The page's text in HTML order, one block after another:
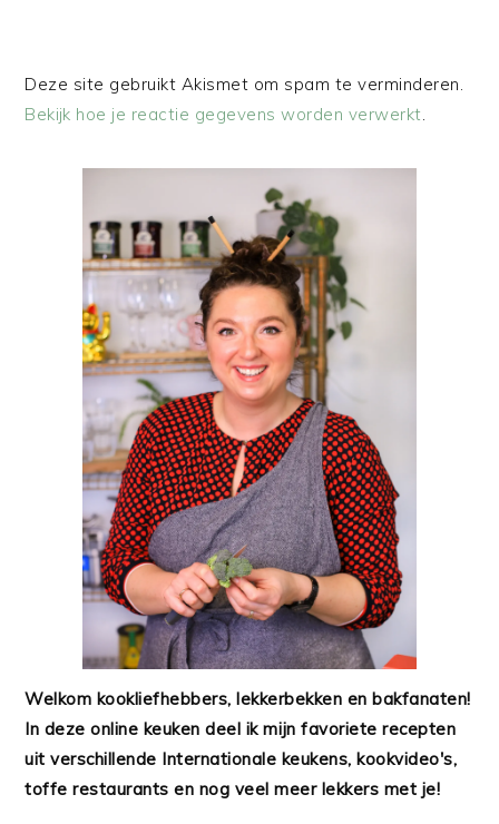
Deze site gebruikt Akismet om spam te verminderen.
Bekijk hoe je reactie gegevens worden verwerkt.
Welkom kookliefhebbers, lekkerbekken en bakfanaten!
In deze online keuken deel ik mijn favoriete recepten
uit verschillende Internationale keukens, kookvideo's,
toffe restaurants en nog veel meer lekkers met je!